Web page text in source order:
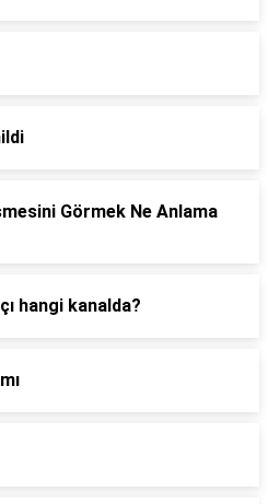
Görmek Ne Anlama
hangi kanalda?